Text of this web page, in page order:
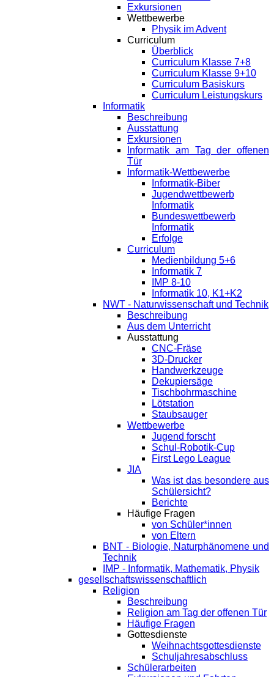
Exkursionen
Wettbewerbe
Physik im Advent
Curriculum
Überblick
Curriculum Klasse 7+8
Curriculum Klasse 9+10
Curriculum Basiskurs
Curriculum Leistungskurs
Informatik
Beschreibung
Ausstattung
Exkursionen
Informatik am Tag der offenen
Tür
Informatik-Wettbewerbe
Informatik-Biber
Jugendwettbewerb
Informatik
Bundeswettbewerb
Informatik
Erfolge
Curriculum
Medienbildung 5+6
Informatik 7
IMP 8-10
Informatik 10, K1+K2
NWT - Naturwissenschaft und Technik
Beschreibung
Aus dem Unterricht
Ausstattung
CNC-Fräse
3D-Drucker
Handwerkzeuge
Dekupiersäge
Tischbohrmaschine
Lötstation
Staubsauger
Wettbewerbe
Jugend forscht
Schul-Robotik-Cup
First Lego League
JIA
Was ist das besondere aus
Schülersicht?
Berichte
Häufige Fragen
von Schüler*innen
von Eltern
BNT - Biologie, Naturphänomene und
Technik
IMP - Informatik, Mathematik, Physik
gesellschaftswissenschaftlich
Religion
Beschreibung
Religion am Tag der offenen Tür
Häufige Fragen
Gottesdienste
Weihnachtsgottesdienste
Schuljahresabschluss
Schülerarbeiten